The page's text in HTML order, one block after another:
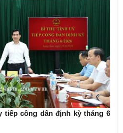
công dân định kỳ tháng 6